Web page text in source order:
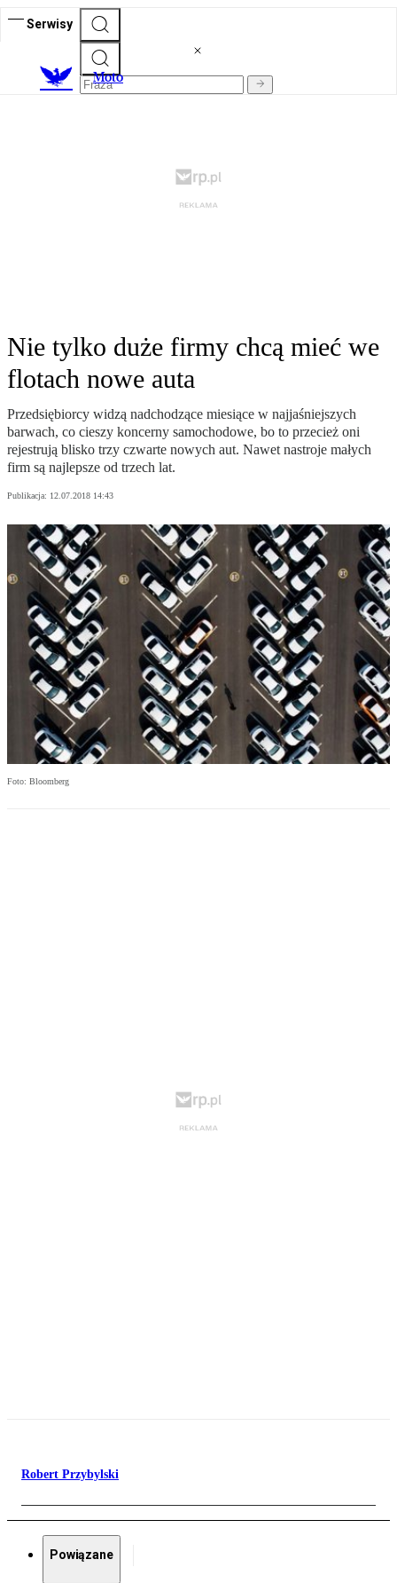
Serwisy
Moto
Nie tylko duże firmy chcą mieć we
flotach nowe auta
Przedsiębiorcy widzą nadchodzące miesiące w najjaśniejszych
barwach, co cieszy koncerny samochodowe, bo to przecież oni
rejestrują blisko trzy czwarte nowych aut. Nawet nastroje małych
firm są najlepsze od trzech lat.
Publikacja: 12.07.2018 14:43
Foto: Bloomberg
Robert Przybylski
Powiązane